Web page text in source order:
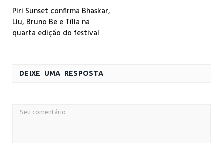
Piri Sunset confirma Bhaskar,
Liu, Bruno Be e Tília na
quarta edição do festival
DEIXE UMA RESPOSTA